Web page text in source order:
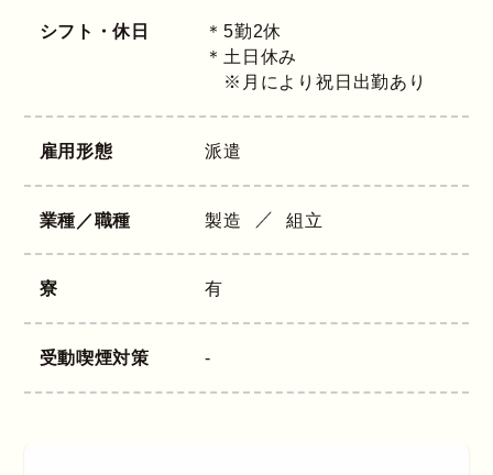
シフト・休日
＊5勤2休
＊土日休み
※月により祝日出勤あり
雇用形態 派遣
業種／職種 製造 組立
寮 有
受動喫煙対策 -